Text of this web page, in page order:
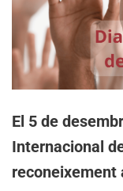
El 5 de
Internacional